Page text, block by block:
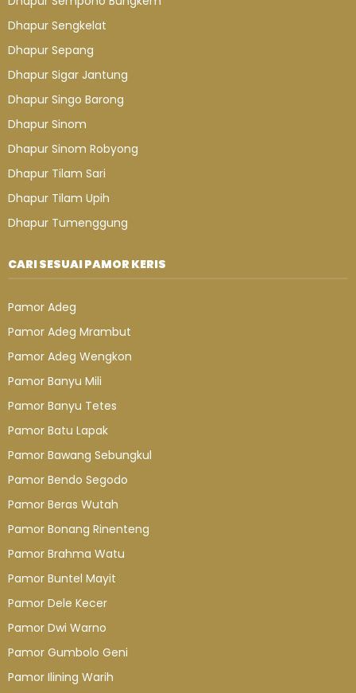
Dhapur Sengkelat
Dhapur Sepang
Dhapur Sigar Jantung
Dhapur Singo Barong
Dhapur Sinom
Dhapur Sinom Robyong
Dhapur Tilam Sari
Dhapur Tilam Upih
Dhapur Tumenggung
CARI SESUAI PAMOR KERIS
Pamor Adeg
Pamor Adeg Mrambut
Pamor Adeg Wengkon
Pamor Banyu Mili
Pamor Banyu Tetes
Pamor Batu Lapak
Pamor Bawang Sebungkul
Pamor Bendo Segodo
Pamor Beras Wutah
Pamor Bonang Rinenteng
Pamor Brahma Watu
Pamor Buntel Mayit
Pamor Dele Kecer
Pamor Dwi Warno
Pamor Gumbolo Geni
Pamor Ilining Warih